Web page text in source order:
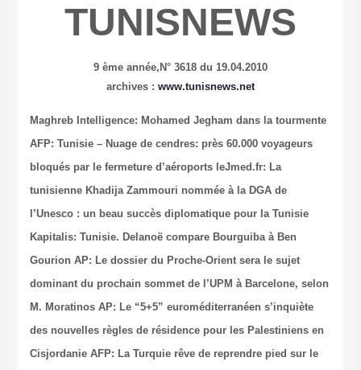
TUNISNEWS
9 ème année, N° 3618 du 19.04.2010
archives : www.tunisnews.net
Maghreb Intelligence: Mohamed Jegham dans la tourmente
AFP: Tunisie – Nuage de cendres: près 60.000 voyageurs
bloqués par le fermeture d’aéroportsleJmed.fr: La
tunisienne Khadija Zammouri nommée à la DGA de
l’Unesco : un beau succès diplomatique pour la Tunisie
Kapitalis: Tunisie. Delanoë compare Bourguiba à Ben
Gourion AP: Le dossier du Proche-Orient sera le sujet
dominant du prochain sommet de l’UPM à Barcelone, selon
M. Moratinos AP: Le “5+5” euroméditerranéen s’inquiète
des nouvelles règles de résidence pour les Palestiniens en
CisjordanieAFP: La Turquie rêve de reprendre pied sur le